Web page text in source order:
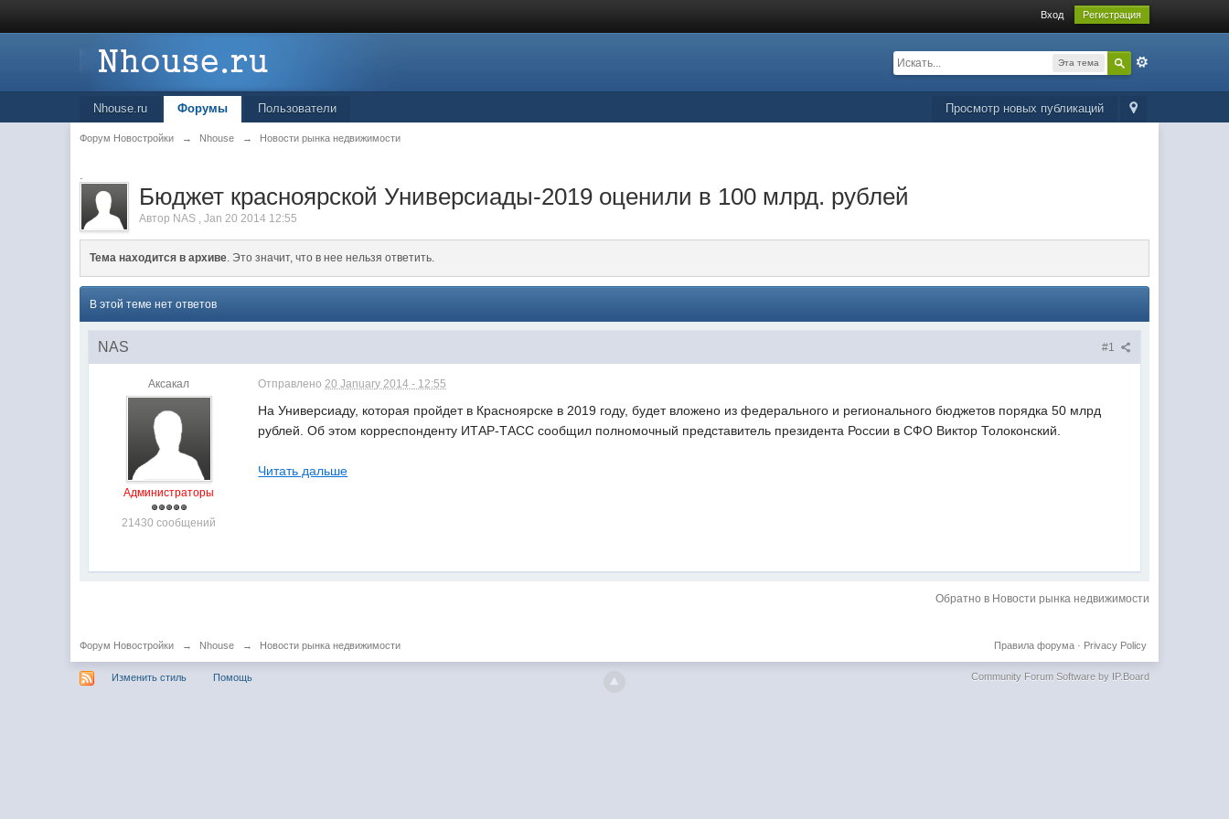
Вход Регистрация
Эта тема
Просмотр новых публикаций
Nhouse.ru Форумы Пользователи
Форум Новостройки → Nhouse → Новости рынка недвижимости
.
Бюджет красноярской Универсиады-2019 оценили в 100 млрд. рублей
Автор NAS ,Jan 20 2014 12:55
Тема находится в архиве. Это значит, что в нее нельзя ответить.
В этой теме нет ответов
#1
NAS
Аксакал
Администраторы
21430 сообщений
Отправлено20 January 2014 - 12:55
На Универсиаду, которая пройдет в Красноярске в 2019 году, будет вложено из федерального и регионального бюджетов порядка 50 млрд
рублей. Об этом корреспонденту ИТАР-ТАСС сообщил полномочный представитель президента России в СФО Виктор Толоконский.
Читать дальше
Обратно в Новости рынка недвижимости
Форум Новостройки → Nhouse → Новости рынка недвижимости Privacy Policy
Правила форума·
Изменить стиль Помощь Community Forum Software by IP.Board